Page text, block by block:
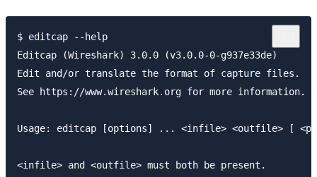
$ editcap --help
Editcap (Wireshark) 3.0.0 (v3.0.0-0-g937e33de)
Edit and/or translate the format of capture files.
See https://www.wireshark.org for more information.
Usage: editcap [options] ... <infile> <outfile> [
<infile> and <outfile> must both be present.